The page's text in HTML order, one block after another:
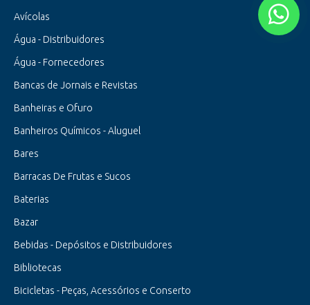
Avícolas
Água - Distribuidores
Água - Fornecedores
Bancas de Jornais e Revistas
Banheiras e Ofuro
Banheiros Químicos - Aluguel
Bares
Barracas De Frutas e Sucos
Baterias
Bazar
Bebidas - Depósitos e Distribuidores
Bibliotecas
Bicicletas - Peças, Acessórios e Conserto